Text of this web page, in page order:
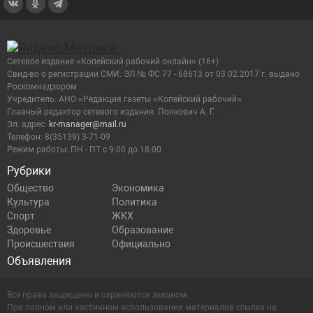
Рубрики
Общество
Экономика
Культура
Политика
Спорт
ЖКХ
Здоровье
Образование
Происшествия
Официально
Объявления
Сетевое издание «Копейский рабочий онлайн» (16+)
Cвид-во о регистрации СМИ: ЭЛ № ФС 77 - 68613 от 03.02.2017 г. выдано
Роскомнадзором
Учредитель: АНО «Редакция газеты «Копейский рабочий»
Главный редактор сетевого издания: Попкович А. Г.
Эл. адрес: kr-manager@mail.ru
Телефон: 8(35139) 3-71-09
Режим работы: ПН - ПТ с 9:00 до 18:00
Все права защищены и охраняются законом.
При полном или частичном использовании материалов ссылка на